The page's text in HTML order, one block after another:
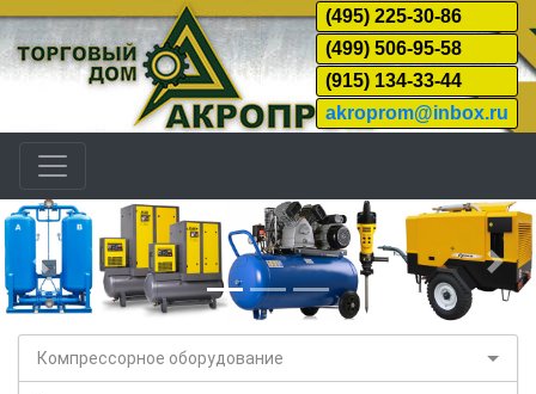
(495) 225-30-86
(499) 506-95-58
(915) 134-33-44
akroprom@inbox.ru
Назад
Компрессорное оборудование